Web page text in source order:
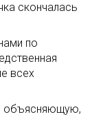
скончалась
по
всех
объясняющую,